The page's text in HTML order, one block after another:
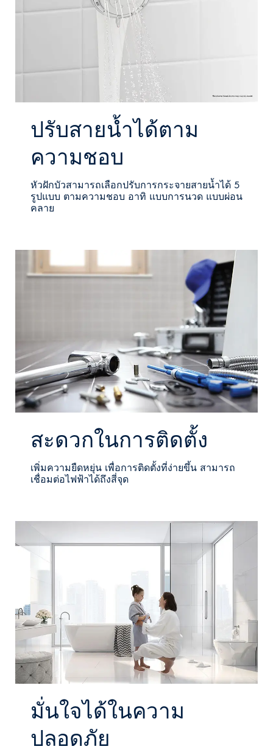
ปรับสายน้ำได้ตาม
ความชอบ
หัวฝักบัวสามารถเลือกปรับการกระจายสายน้ำได้ 5
รูปแบบ ตามความชอบ อาทิ แบบการนวด แบบผ่อน
คลาย
สะดวกในการติดตั้ง
เพิ่มความยืดหยุ่น เพื่อการติดตั้งที่ง่ายขึ้น สามารถ
เชื่อมต่อไฟฟ้าได้ถึงสี่จุด
มั่นใจได้ในความ
ปลอดภัย